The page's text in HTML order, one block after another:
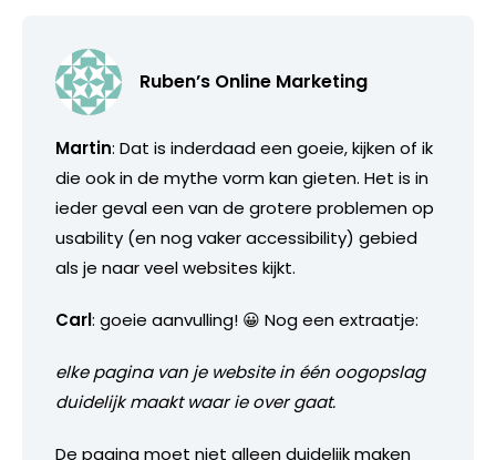
Ruben’s Online Marketing
Martin: Dat is inderdaad een goeie, kijken of ik
die ook in de mythe vorm kan gieten. Het is in
ieder geval een van de grotere problemen op
usability (en nog vaker accessibility) gebied
als je naar veel websites kijkt.
Carl: goeie aanvulling! 😀 Nog een extraatje:
elke pagina van je website in één oogopslag
duidelijk maakt waar ie over gaat.
De pagina moet niet alleen duidelijk maken